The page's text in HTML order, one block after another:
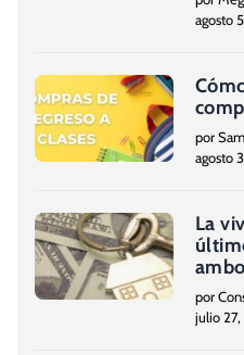
agosto
por
agosto
La
por
julio